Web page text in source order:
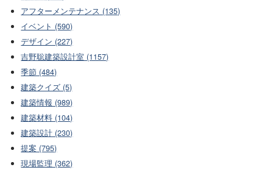
アフターメンテナンス (135)
イベント (590)
デザイン (227)
吉野聡建築設計室 (1157)
季節 (484)
建築クイズ (5)
建築情報 (989)
建築材料 (104)
建築設計 (230)
提案 (795)
現場監理 (362)